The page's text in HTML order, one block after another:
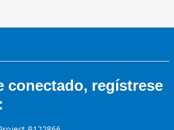
conectado, regístrese